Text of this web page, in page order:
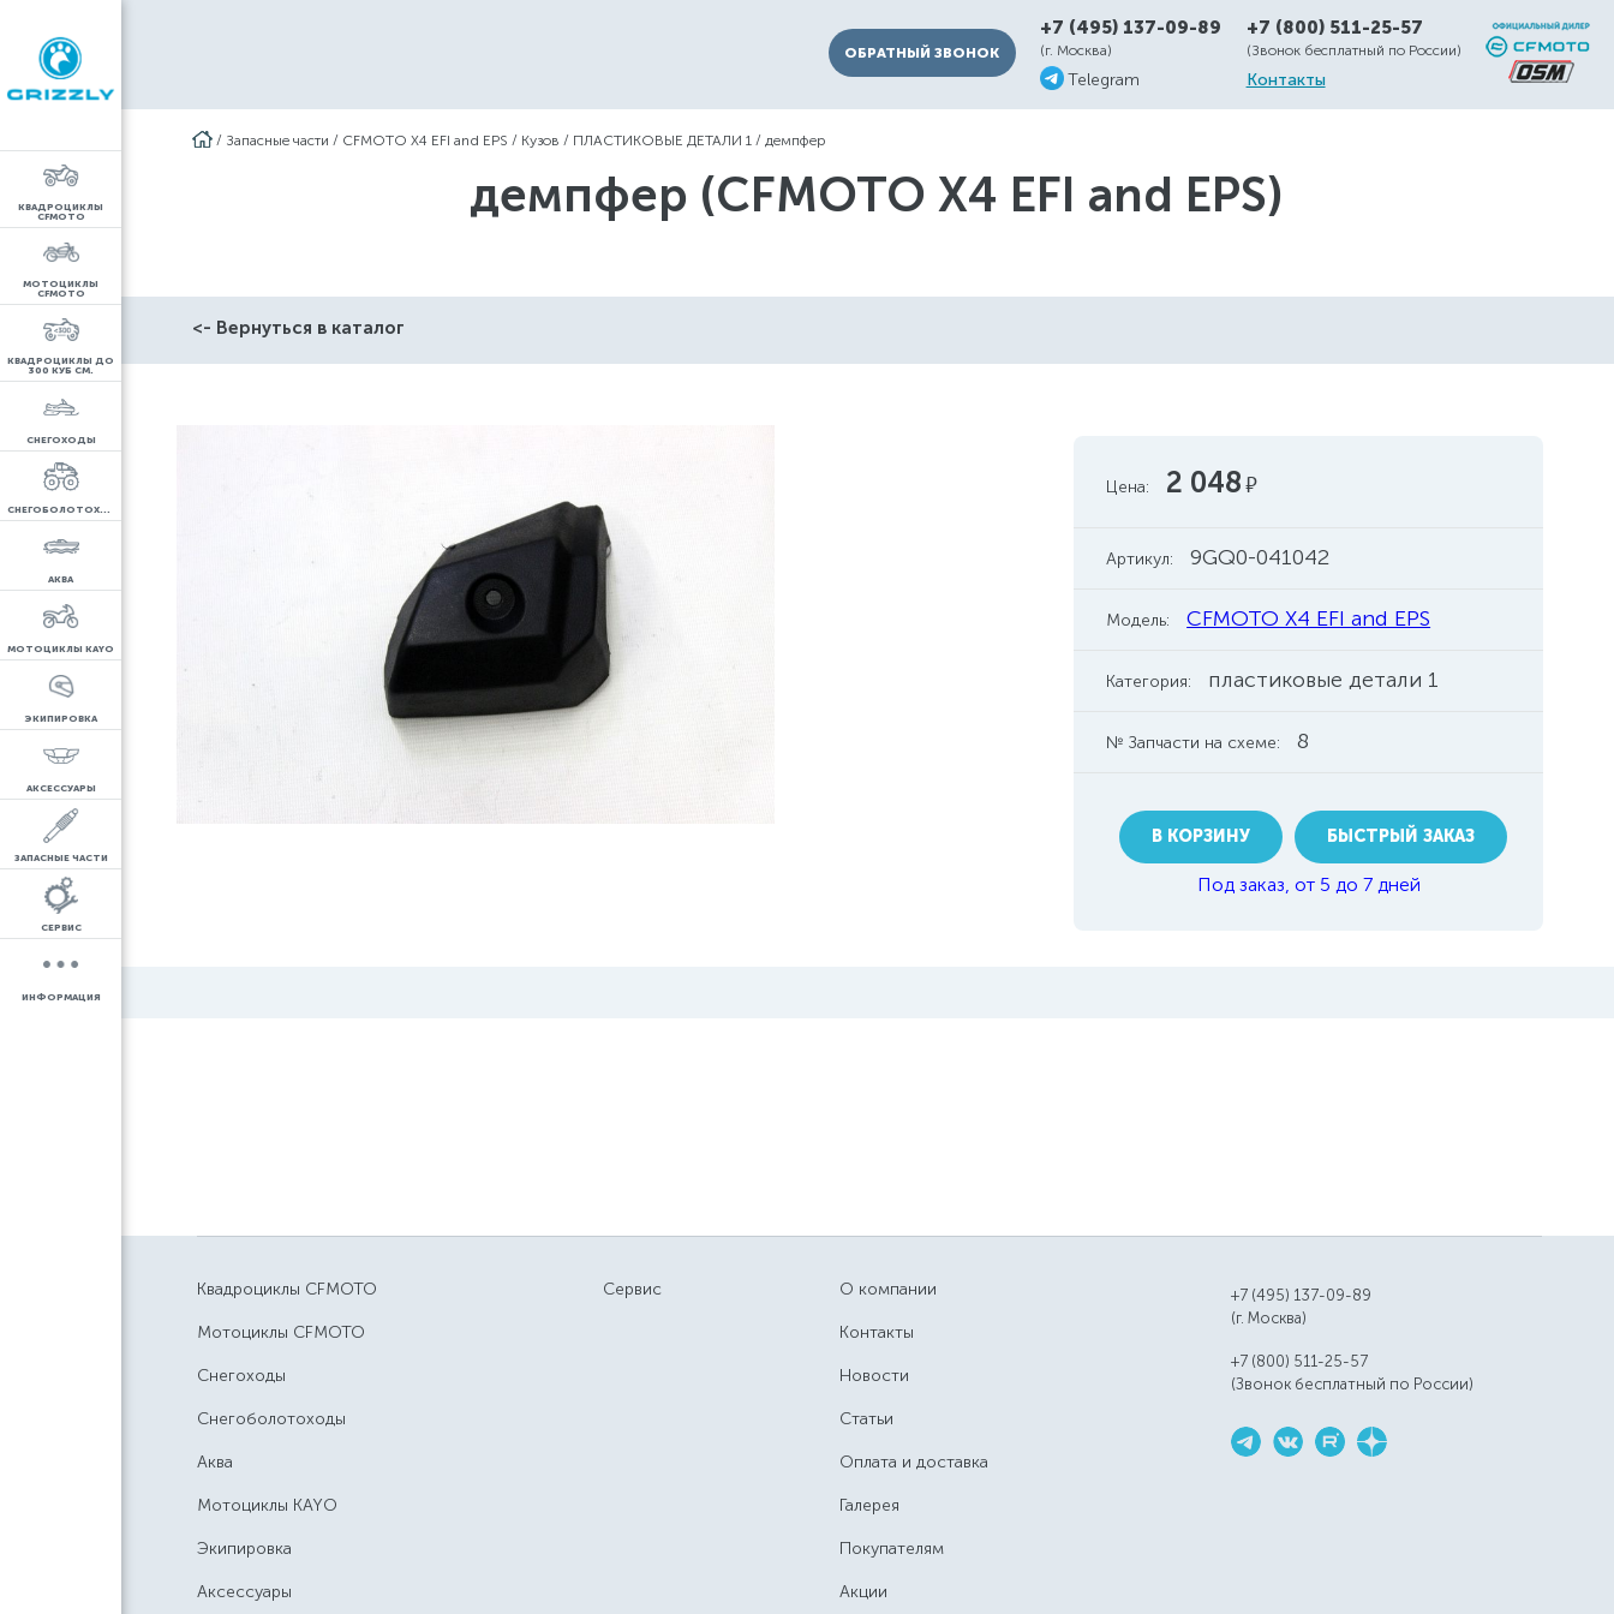
КВАДРОЦИКЛЫ
CFMOTO
МОТОЦИКЛЫ
CFMOTO
КВАДРОЦИКЛЫ ДО
300 КУБ СМ.
СНЕГОХОДЫ
СНЕГОБОЛОТОХОДЫ
АКВА
МОТОЦИКЛЫ KAYO
ЭКИПИРОВКА
АКСЕССУАРЫ
ЗАПАСНЫЕ ЧАСТИ
СЕРВИС
ИНФОРМАЦИЯ
ОБРАТНЫЙ ЗВОНОК
+7 (495) 137-09-89
(г. Москва)
Telegram
+7 (800) 511-25-57
(Звонок бесплатный по России)
Контакты
/ Запасные части / CFMOTO X4 EFI and EPS / Кузов / ПЛАСТИКОВЫЕ ДЕТАЛИ 1 / демпфер
демпфер (CFMOTO X4 EFI and EPS)
<- Вернуться в каталог
Цена: 2 048руб.
Артикул: 9GQ0-041042
Модель: CFMOTO X4 EFI and EPS
Категория: пластиковые детали 1
№ Запчасти на схеме: 8
В КОРЗИНУ БЫСТРЫЙ ЗАКАЗ
Под заказ, от 5 до 7 дней
Квадроциклы CFMOTO
Мотоциклы CFMOTO
Снегоходы
Снегоболотоходы
Аква
Мотоциклы KAYO
Экипировка
Аксессуары
Сервис О компании
Контакты
Новости
Статьи
Оплата и доставка
Галерея
Покупателям
Акции
+7 (495) 137-09-89
(г. Москва)
+7 (800) 511-25-57
(Звонок бесплатный по России)